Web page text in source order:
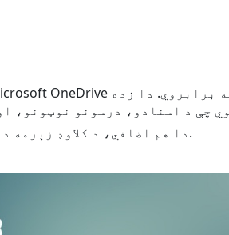
دا هم اضافي، د کلاوډ زېرمه د ګروپي مطالعې او لرې کار کولو لپاره خورا اسانه کوي.